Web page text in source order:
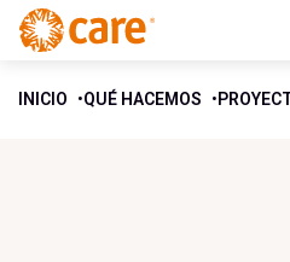
INICIO QUÉ HACEMOS